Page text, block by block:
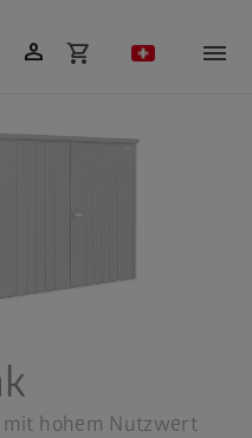
person shopping_cart
hohem Nutzwert